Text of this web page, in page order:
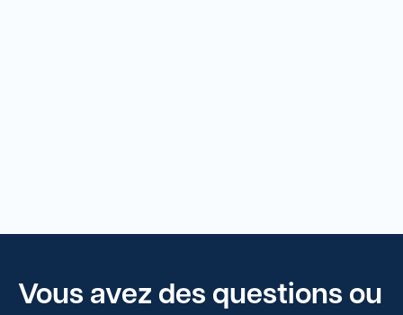
Vous avez des questions ou